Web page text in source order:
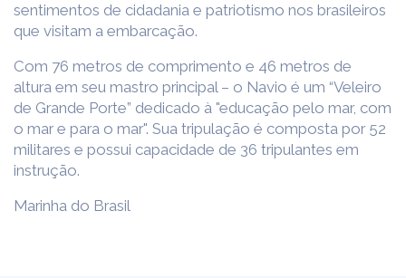
sentimentos de cidadania e patriotismo nos brasileiros
que visitam a embarcação.
Com 76 metros de comprimento e 46 metros de
altura em seu mastro principal – o Navio é um “Veleiro
de Grande Porte” dedicado à "educação pelo mar, com
o mar e para o mar". Sua tripulação é composta por 52
militares e possui capacidade de 36 tripulantes em
instrução.
Marinha do Brasil